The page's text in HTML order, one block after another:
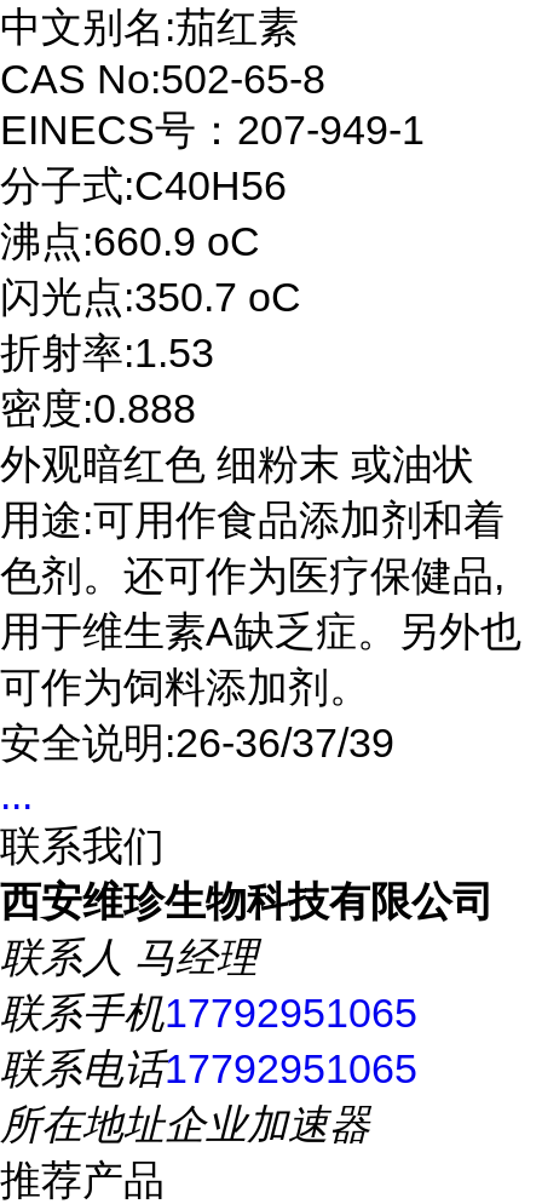
中文别名:茄红素
CAS No:502-65-8
EINECS号：207-949-1
分子式:C40H56
沸点:660.9 oC
闪光点:350.7 oC
折射率:1.53
密度:0.888
外观暗红色 细粉末 或油状
用途:可用作食品添加剂和着
色剂。还可作为医疗保健品,
用于维生素A缺乏症。另外也
可作为饲料添加剂。
安全说明:26-36/37/39
...
联系我们
西安维珍生物科技有限公司
联系人 马经理
联系手机17792951065
联系电话17792951065
所在地址企业加速器
推荐产品